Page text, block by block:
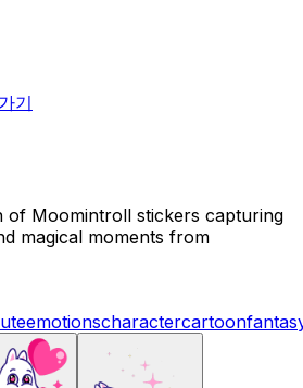
기
of Moomintroll stickers capturing
magical moments from
emotionscharactercartoon